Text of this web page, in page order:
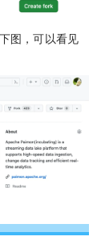
图，可以看见